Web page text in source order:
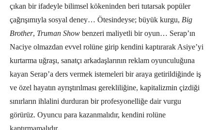
çıkan bir ifadeyle bilimsel kökeninden beri tutarsak popüler
çağrışımıyla sosyal deney… Ötesindeyse; büyük kurgu, Big
Brother, Truman Show benzeri maliyetli bir oyun… Serap’ın
Naciye olmazdan evvel rolüne girip kendini kaptırarak Asiye’yi
kurtarma uğraşı, sanatçı arkadaşlarının reklam oyunculuğuna
kayan Serap’a ders vermek istemeleri bir araya getirildiğinde iş
ve özel hayatın ayrıştırılması gerekliliğine, kapitalizmin çizdiği
sınırların ihlalini durduran bir profesyonelliğe dair vurgu
görürüz. Oyuncu para kazanmalıdır, kendini rolüne